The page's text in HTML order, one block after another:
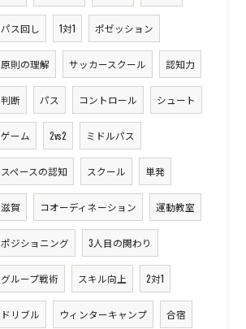
パス回し 1対1 ポゼッション
原則の理解 サッカースクール 認知力
判断 パス コントロール シュート
ゲーム 2vs2 ミドルパス
スペースの認知 スクール 単発
滋賀 コオーディネーション 運動教室
ポジショニング 3人目の関わり
グループ戦術 スキル向上 2対1
ドリブル ウィンターキャンプ 合宿